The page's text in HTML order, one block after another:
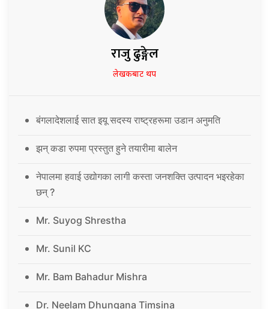
राजु ढुङ्गेल
लेखकबाट थप
बंगलादेशलाई सात इयू सदस्य राष्ट्रहरूमा उडान अनुमति
झन् कडा रुपमा प्रस्तुत हुने तयारीमा बालेन
नेपालमा हवाई उद्योगका लागी कस्ता जनशक्ति उत्पादन भइरहेका
छन् ?
Mr. Suyog Shrestha
Mr. Sunil KC
Mr. Bam Bahadur Mishra
Dr. Neelam Dhungana Timsina